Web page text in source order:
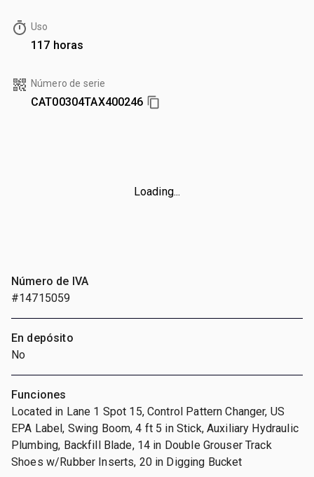
Uso
117 horas
Número de serie
CAT00304TAX400246
Loading...
Número de IVA
#14715059
En depósito
No
Funciones
Located in Lane 1 Spot 15, Control Pattern Changer, US
EPA Label, Swing Boom, 4 ft 5 in Stick, Auxiliary Hydraulic
Plumbing, Backfill Blade, 14 in Double Grouser Track
Shoes w/Rubber Inserts, 20 in Digging Bucket